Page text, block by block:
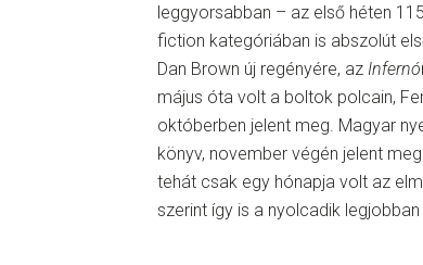
leggyorsabban – az első héten
fiction kategóriában is abszolút
Dan Brown új regényére, az Infernó
május óta volt a boltok polcain,
októberben jelent meg. Magyar
könyv, november végén jelent
tehát csak egy hónapja volt az
szerint így is a nyolcadik